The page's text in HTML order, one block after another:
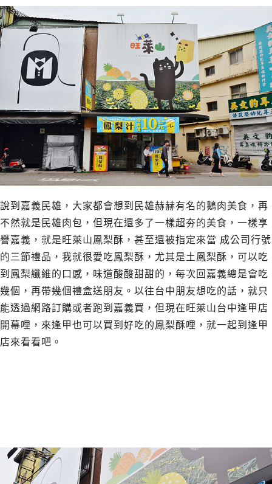
說到嘉義民雄，大家都會想到民雄赫赫有名的鵝肉美食，再
不然就是民雄肉包，但現在還多了一樣超夯的美食，一樣享
譽嘉義，就是旺萊山鳳梨酥，甚至還被指定來當 成公司行號
的三節禮品，我就很愛吃鳳梨酥，尤其是土鳳梨酥，可以吃
到鳳梨纖維的口感，味道酸酸甜甜的，每次回嘉義總是會吃
幾個，再帶幾個禮盒送朋友。以往台中朋友想吃的話，就只
能透過網路訂購或者跑到嘉義買，但現在旺萊山台中逢甲店
開幕哩，來逢甲也可以買到好吃的鳳梨酥哩，就一起到逢甲
店來看看吧。